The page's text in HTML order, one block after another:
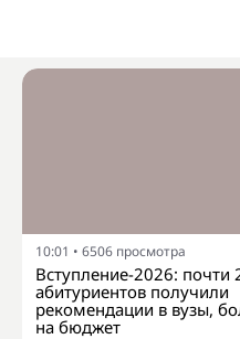
10:01 • 6506 просмотра
Вступление-2026: почти
абитуриентов получили
рекомендации в вузы,
на бюджет